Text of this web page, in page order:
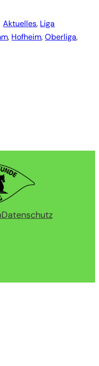
Aktuelles, Liga
, Hofheim, Oberliga,
Datenschutz